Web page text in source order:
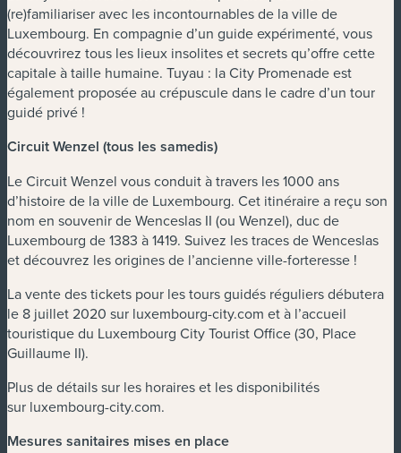
(re)familiariser avec les incontournables de la ville de
Luxembourg. En compagnie d’un guide expérimenté, vous
découvrirez tous les lieux insolites et secrets qu’offre cette
capitale à taille humaine. Tuyau : la City Promenade est
également proposée au crépuscule dans le cadre d’un tour
guidé privé !
Circuit Wenzel (tous les samedis)
Le Circuit Wenzel vous conduit à travers les 1000 ans
d’histoire de la ville de Luxembourg. Cet itinéraire a reçu son
nom en souvenir de Wenceslas II (ou Wenzel), duc de
Luxembourg de 1383 à 1419. Suivez les traces de Wenceslas
et découvrez les origines de l’ancienne ville-forteresse !
La vente des tickets pour les tours guidés réguliers débutera
le 8 juillet 2020 sur luxembourg-city.com et à l’accueil
touristique du Luxembourg City Tourist Office (30, Place
Guillaume II).
Plus de détails sur les horaires et les disponibilités
sur luxembourg-city.com.
Mesures sanitaires mises en place